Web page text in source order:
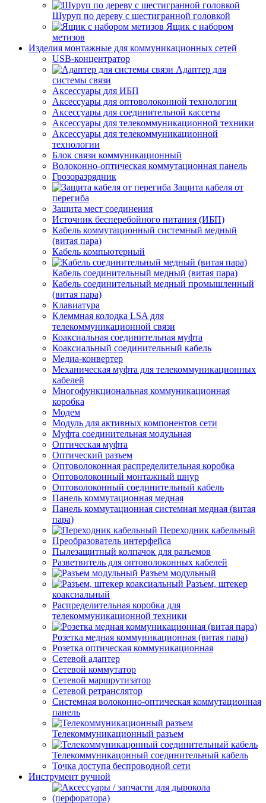
Шуруп по дереву с шестигранной головкой
Ящик с набором
метизов
Изделия монтажные для коммуникационных сетей
USB-концентратор
Адаптер для
системы связи
Аксессуары для ИБП
Аксессуары для оптоволоконной технологии
Аксессуары для соединительной кассеты
Аксессуары для телекоммуникационной техники
Аксессуары для телекоммуникационной
технологии
Блок связи коммуникационный
Волоконно-оптическая коммутационная панель
Грозоразрядник
Защита кабеля от
перегиба
Защита мест соединения
Источник бесперебойного питания (ИБП)
Кабель коммутационный системный медный
(витая пара)
Кабель компьютерный
Кабель соединительный медный (витая пара)
Кабель соединительный медный промышленный
(витая пара)
Клавиатура
Клеммная колодка LSA для
телекоммуникационной связи
Коаксиальная соединительная муфта
Коаксиальный соединительный кабель
Медиа-конвертер
Механическая муфта для телекоммуникационных
кабелей
Многофункциональная коммуникационная
коробка
Модем
Модуль для активных компонентов сети
Муфта соединительная модульная
Оптическая муфта
Оптический разъем
Оптоволоконная распределительная коробка
Оптоволоконный монтажный шнур
Оптоволоконный соединительный кабель
Панель коммутационная медная
Панель коммутационная системная медная (витая
пара)
Переходник кабельный
Преобразователь интерфейса
Пылезащитный колпачок для разъемов
Разветвитель для оптоволоконных кабелей
Разъем модульный
Разъем, штекер
коаксиальный
Распределительная коробка для
телекоммуникационной техники
Розетка медная коммуникационная (витая пара)
Розетка оптическая коммуникационная
Сетевой адаптер
Сетевой коммутатор
Сетевой маршрутизатор
Сетевой ретранслятор
Системная волоконно-оптическая коммутационная
панель
Телекоммуникационный разъем
Телекоммуникацонный соединительный кабель
Точка доступа беспроводной сети
Инструмент ручной